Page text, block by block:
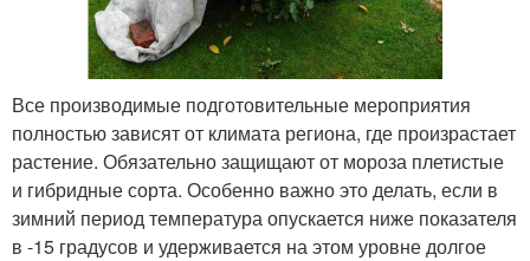
Все производимые подготовительные мероприятия
полностью зависят от климата региона, где произрастает
растение. Обязательно защищают от мороза плетистые
и гибридные сорта. Особенно важно это делать, если в
зимний период температура опускается ниже показателя
в -15 градусов и удерживается на этом уровне долгое